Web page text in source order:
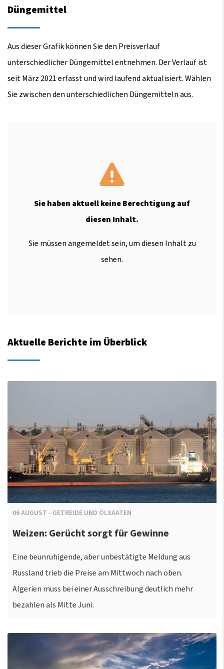
Düngemittel
Aus dieser Grafik können Sie den Preisverlauf
unterschiedlicher Düngemittel entnehmen. Der Verlauf ist
seit März 2021 erfasst und wird laufend aktualisiert. Wählen
Sie zwischen den unterschiedlichen Düngemitteln aus.
Sie haben aktuell keine Berechtigung auf
diesen Inhalt.
Sie müssen angemeldet sein, um diesen Inhalt zu
sehen.
Aktuelle Berichte im Überblick
06AUGUST - GETREIDE UND ÖLSAATEN
Weizen: Gerücht sorgt für Gewinne
Eine beunruhigende, aber unbestätigte Meldung aus
Russland trieb die Preise am Mittwoch nach oben.
Algerien muss bei einer Ausschreibung deutlich mehr
bezahlen als Mitte Juni.